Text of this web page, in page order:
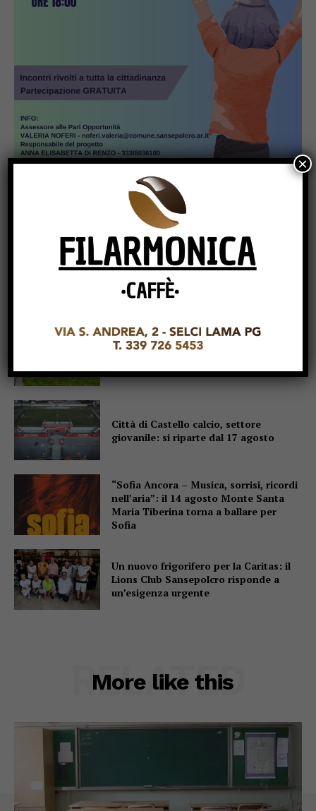
Dimensionamento scolastico in
Umbria, sindacati: “Bene il
recepimento della sentenza TAR, ma i
ritardi rischiano di far saltare l’avvio
Mestieri artigiani, l’allarme in
rischia di sparire”
Città di Castello calcio, settore
giovanile: si riparte dal 17 agosto
“Sofia Ancora – Musica, sorrisi, ricordi
nell’aria”: il 14 agosto Monte Santa
Maria Tiberina torna a ballare per
Sofia
Un nuovo frigorifero per la Caritas: il
Lions Club Sansepolcro risponde a
un’esigenza urgente
More like this
RELATED
×